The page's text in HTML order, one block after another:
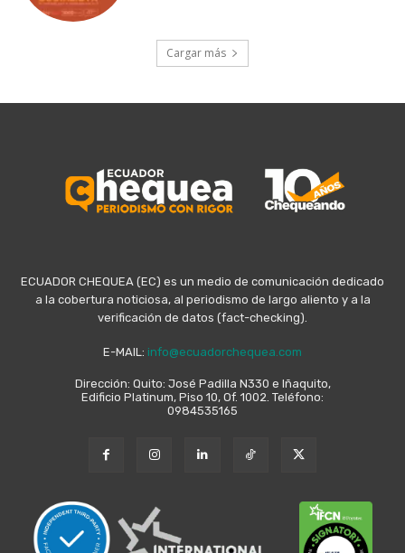
Cargar más
ECUADOR CHEQUEA (EC) es un medio de comunicación dedicado
a la cobertura noticiosa, al periodismo de largo aliento y a la
verificación de datos (fact-checking).
E-MAIL: info@ecuadorchequea.com
Dirección: Quito: José Padilla N330 e Iñaquito,
Edificio Platinum, Piso 10, Of. 1002. Teléfono:
0984535165